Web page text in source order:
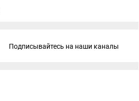
Подписывайтесь на наши каналы